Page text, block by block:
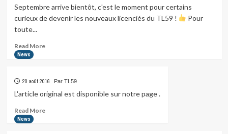
F.
…
Septembre arrive bientôt, c'est le moment pour certains
curieux de devenir les nouveaux licenciés du TL59 !
Pour
toute...
Read MoreRead
arrive
bientôt,
le
News
20 août 2016 Par TL59
L'article original est disponible sur notre page .
Read MoreRead
News